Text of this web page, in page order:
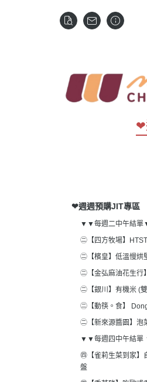
❤
❤週週預購JIT專區
▼▼每週二中午結
㊁【四方牧場】
㊁【檳皇】低溫慢烘
㊁【金弘麻油花生行
㊁【銀川】有機米 (
㊁【動筷。食】
㊁【新來源醬園】泡
▼▼每週四中午結
㊃【雀莉生菜到家】
盤